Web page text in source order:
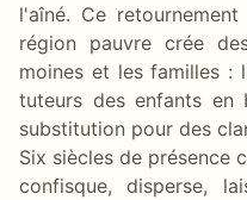
l'aîné. Ce
région pauvre crée
moines et les familles :
tuteurs des enfants en
substitution pour des
Six siècles de présence
confisque, disperse,